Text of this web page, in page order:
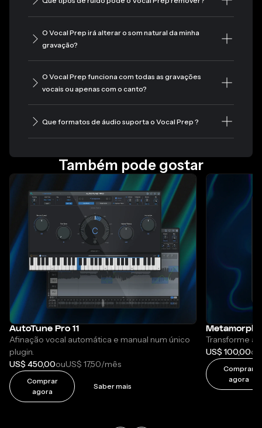
O Vocal Prep irá alterar o som natural da minha
gravação?
O Vocal Prep funciona com todas as gravações
vocais ou apenas com o canto?
Que formatos de áudio suporta o Vocal Prep ?
Também pode gostar
Diapositivo 1 de 4
AutoTune Pro 11
Afinação vocal automática e manual num único
plugin.
US$ 450,00ouUS$ 17,50/mês
Comprar
agora
Saber mais
Metamorph
Transforme a
US$ 100,00ou
Comprar
agora